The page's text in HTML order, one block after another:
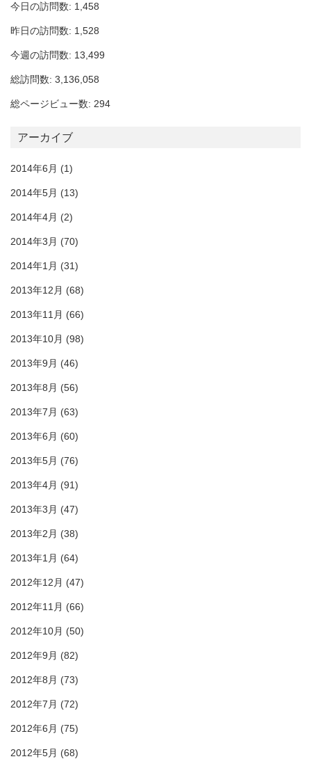
今日の訪問数: 1,458
昨日の訪問数: 1,528
今週の訪問数: 13,499
総訪問数: 3,136,058
総ページビュー数: 294
アーカイブ
2014年6月 (1)
2014年5月 (13)
2014年4月 (2)
2014年3月 (70)
2014年1月 (31)
2013年12月 (68)
2013年11月 (66)
2013年10月 (98)
2013年9月 (46)
2013年8月 (56)
2013年7月 (63)
2013年6月 (60)
2013年5月 (76)
2013年4月 (91)
2013年3月 (47)
2013年2月 (38)
2013年1月 (64)
2012年12月 (47)
2012年11月 (66)
2012年10月 (50)
2012年9月 (82)
2012年8月 (73)
2012年7月 (72)
2012年6月 (75)
2012年5月 (68)